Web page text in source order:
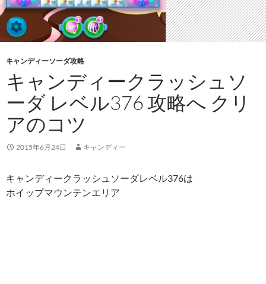
キャンディーソーダ攻略
キャンディークラッシュソ
ーダ レベル376 攻略へ クリ
アのコツ
2015年6月24日 キャンディー
キャンディークラッシュソーダレベル376は
ホイップマウンテンエリア